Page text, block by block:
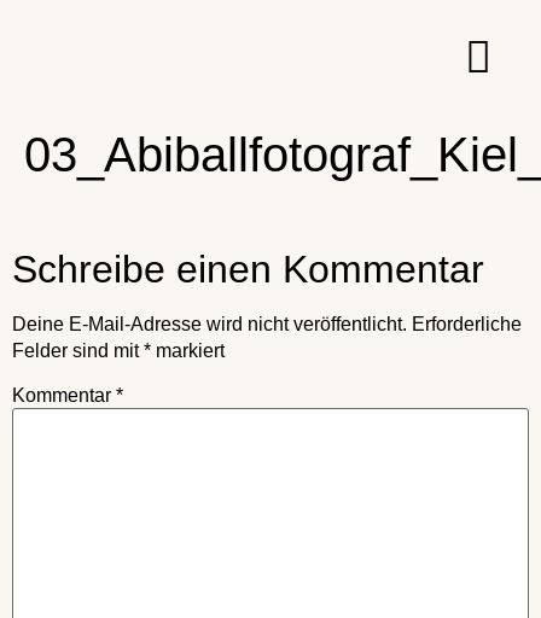
Schreibe einen Kommentar
Deine E-Mail-Adresse wird nicht veröffentlicht. Erforderliche
Felder sind mit* markiert
Kommentar *